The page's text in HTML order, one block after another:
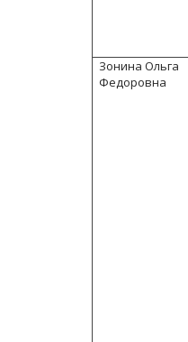
Зонина Ольга
Федоровна